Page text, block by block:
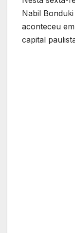
Nabil
aconteceu
capital